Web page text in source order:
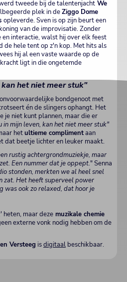
tweede bij de talentenjacht We
plek in deZiggo Dome
opleverde. Sven is op zijn beurt een
van de improvisatie. Zonder
interactie, walst hij over elk feest
de hele tent op z'n kop. Met hits als
hij al een vaste waarde op de
ligt in die ongetemde
het niet meer stuk"
bondgenoot met
én de slingers ophangt. Het
je niet kunt plannen, maar die er
in mijn leven, kan het niet meer stuk"
hetultieme complimentaan
dat beetje lichter en leuker maakt.
rustig achtergrondmuziekje, maar
Een nummer dat je oppept." Senna
stonden, merkten we al heel snel
zat. Het heeft superveel power
was ook zo relaxed, dat hoor je
' heten, maar deze muzikale chemie
externe vonk nodig hebben om de
Versteeg isdigitaal beschikbaar.